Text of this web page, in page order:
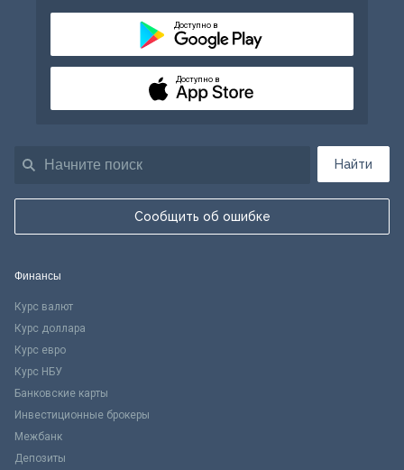
Найти
Сообщить об ошибке
Доступно в
Доступно в
Финансы
Курс валют
Курс доллара
Курс евро
Курс НБУ
Банковские карты
Инвестиционные брокеры
Межбанк
Депозиты